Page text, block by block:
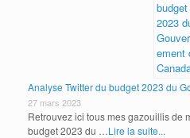
Analyse Twitter du budget 2023 du
27 mars 2023
Retrouvez ici tous mes gazouillis de
budget 2023 du …Lire la suite...